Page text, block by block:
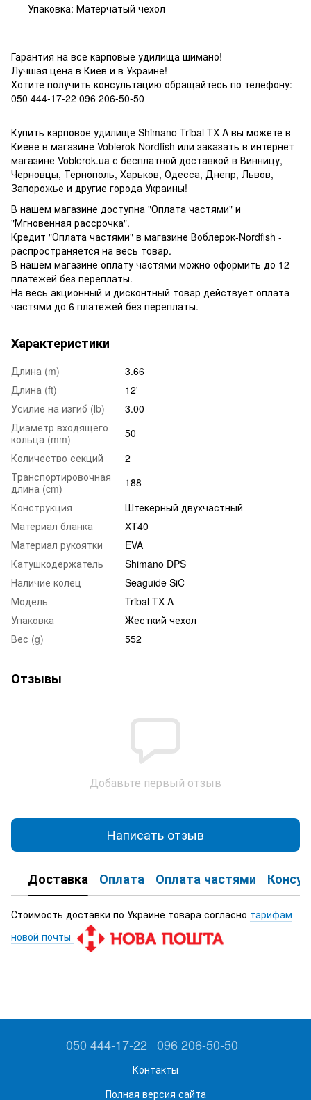
Упаковка: Матерчатый чехол
Гарантия на все карповые удилища шимано!
Лучшая цена в Киев и в Украине!
Хотите получить консультацию обращайтесь по телефону:
050 444-17-22 096 206-50-50
Купить карповое удилище Shimano Tribal TX-A вы можете в
Киеве в магазине Voblerok-Nordfish или заказать в интернет
магазине Voblerok.ua с бесплатной доставкой в Винницу,
Черновцы, Тернополь, Харьков, Одесса, Днепр, Львов,
Запорожье и другие города Украины!
В нашем магазине доступна "Оплата частями" и
"Мгновенная рассрочка".
Кредит "Оплата частями" в магазине Воблерок-Nordfish -
распространяется на весь товар.
В нашем магазине оплату частями можно оформить до 12
платежей без переплаты.
На весь акционный и дисконтный товар действует оплата
частями до 6 платежей без переплаты.
Характеристики
Длина (m)
3.66
Длина (ft)
12'
Усилие на изгиб (lb)
3.00
Диаметр входящего
кольца (mm)
50
Количество секций
2
Транспортировочная
длина (cm)
188
Конструкция
Штекерный двухчастный
Материал бланка
XT40
Материал рукоятки
EVA
Катушкодержатель
Shimano DPS
Наличие колец
Seaguide SiC
Модель
Tribal TX-A
Упаковка
Жесткий чехол
Вес (g)
552
Отзывы
Добавьте первый отзыв
Написать отзыв
Доставка Оплата Оплата частями
Стоимость доставки по Украине товара согласно тарифам
новой почты
050 444-17-22 096 206-50-50
Контакты
Полная версия сайта